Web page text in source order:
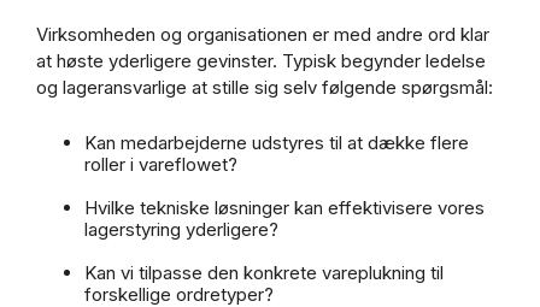
Virksomheden og organisationen er med andre ord klar
at høste yderligere gevinster. Typisk begynder ledelse
og lageransvarlige at stille sig selv følgende spørgsmål:
Kan medarbejderne udstyres til at dække flere
roller i vareflowet?
Hvilke tekniske løsninger kan effektivisere vores
lagerstyring yderligere?
Kan vi tilpasse den konkrete vareplukning til
forskellige ordretyper?